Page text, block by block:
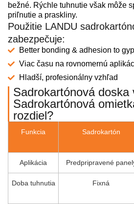
bežné. Rýchle tuhnutie však môže
priľnutie a praskliny.
Použitie LANDU
zabezpečuje:
Better bonding & adhesion to
Viac času na rovnomernú
Hladší, profesionálny vzhľad
Sadrokartónová doska
Sadrokartónová
rozdiel?
Funkcia Sadrokartón
Aplikácia Predpripravené
Doba tuhnutia Fixná